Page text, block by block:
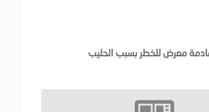
معرض للخطر بسبب الحليب